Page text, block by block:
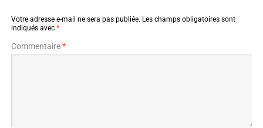
Votre adresse e-mail ne sera pas publiée. Les champs obligatoires sont
indiqués avec *
Commentaire*